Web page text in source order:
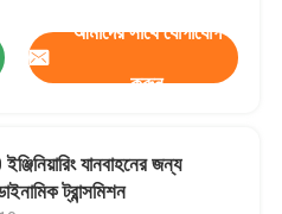
আমাদের সাথে যোগাযোগ
করুন
যানবাহনের জন্য
ট্রান্সমিশন